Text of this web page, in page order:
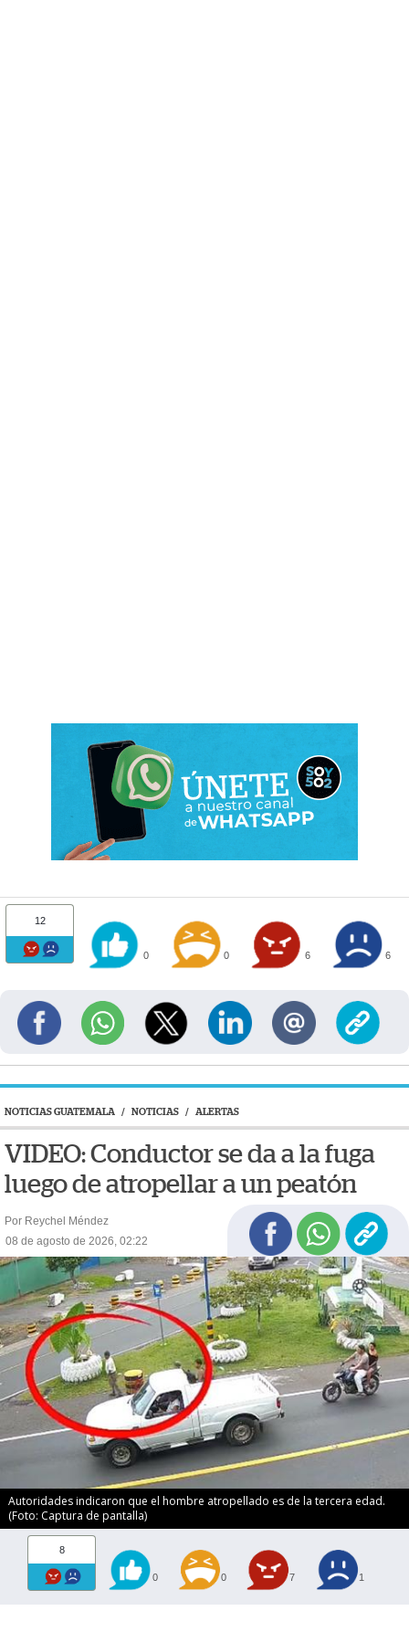
12
0 0 6 6
NOTICIAS GUATEMALA / NOTICIAS / ALERTAS
VIDEO: Conductor se da a la fuga
luego de atropellar a un peatón
Por Reychel Méndez
08 de agosto de 2026, 02:22
Autoridades indicaron que el hombre atropellado es de la tercera edad.
(Foto: Captura de pantalla)
8
0 0 7 1